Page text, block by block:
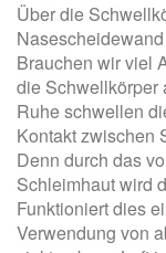
Über die
Brauchen wir viel
die Schwellkörper
Ruhe schwellen
Kontakt zwischen
Denn durch das
Schleimhaut wird
Funktioniert dies
Verwendung von